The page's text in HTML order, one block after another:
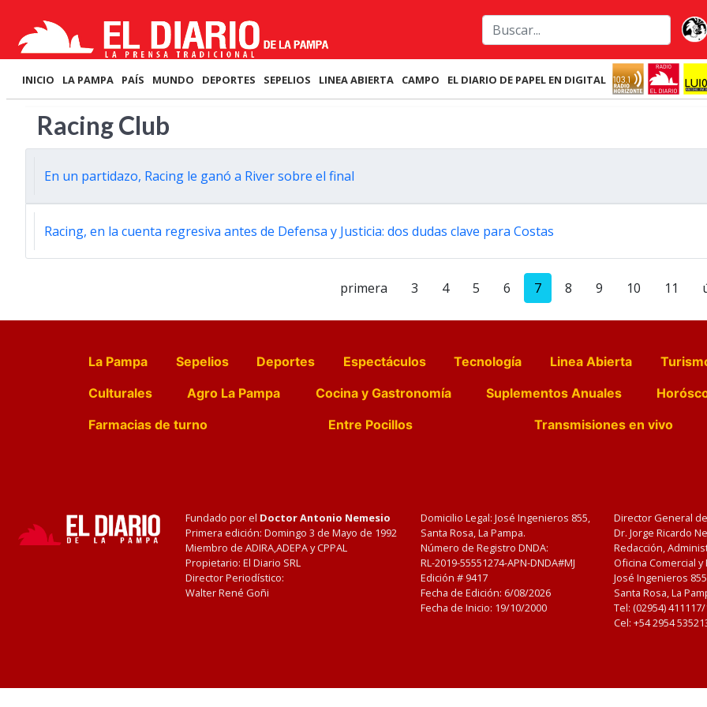
INICIO LA PAMPA PAÍS MUNDO DEPORTES SEPELIOS LINEA ABIERTA CAMPO EL DIARIO DE PAPEL EN DIGITAL
Racing Club
En un partidazo, Racing le ganó a River sobre el final
Racing, en la cuenta regresiva antes de Defensa y Justicia: dos dudas clave para Costas
primera 3 4 5 6 7 8 9 10 11
La Pampa Sepelios Deportes Espectáculos Tecnología Linea Abierta
Culturales
Agro La Pampa Cocina y Gastronomía Suplementos Anuales
Farmacias de turno
Entre Pocillos Transmisiones en vivo
Fundado por el Doctor Antonio Nemesio
Primera edición: Domingo 3 de Mayo de 1992
Miembro de ADIRA,ADEPA y CPPAL
Propietario: El Diario SRL
Director Periodístico:
Walter René Goñi
Domicilio Legal: José Ingenieros 855,
Santa Rosa, La Pampa.
Número de Registro DNDA:
RL-2019-55551274-APN-DNDA#MJ
Edición # 9417
Fecha de Edición: 6/08/2026
Fecha de Inicio: 19/10/2000
Director General
Dr. Jorge Ricardo
Redacción,
Oficina Comercial
José Ingenieros
Santa Rosa, La
Tel: (02954)
Cel: +54 2954